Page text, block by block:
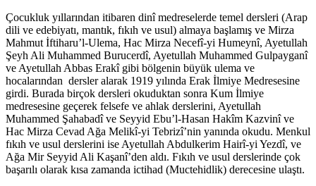
Çocukluk yıllarından itibaren dinî medreselerde temel dersleri (Arap
dili ve edebiyatı, mantık, fıkıh ve usul) almaya başlamış ve Mirza
Mahmut İftiharu’l-Ulema, Hac Mirza Necefî-yi Humeynî, Ayetullah
Şeyh Ali Muhammed Burucerdî, Ayetullah Muhammed Gulpayganî
ve Ayetullah Abbas Erakî gibi bölgenin büyük ulema ve
hocalarından dersler alarak 1919 yılında Erak İlmiye Medresesine
girdi. Burada birçok dersleri okuduktan sonra Kum İlmiye
medresesine geçerek felsefe ve ahlak derslerini, Ayetullah
Muhammed Şahabadî ve Seyyid Ebu’l-Hasan Hakîm Kazvinî ve
Hac Mirza Cevad Ağa Melikî-yi Tebrizî’nin yanında okudu. Menkul
fıkıh ve usul derslerini ise Ayetullah Abdulkerim Hairî-yi Yezdî, ve
Ağa Mir Seyyid Ali Kaşanî’den aldı. Fıkıh ve usul derslerinde çok
başarılı olarak kısa zamanda ictihad (Muctehidlik) derecesine ulaştı.